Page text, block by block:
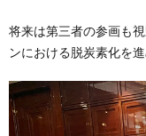
将来は第三者の参画も
ンにおける脱炭素化を進